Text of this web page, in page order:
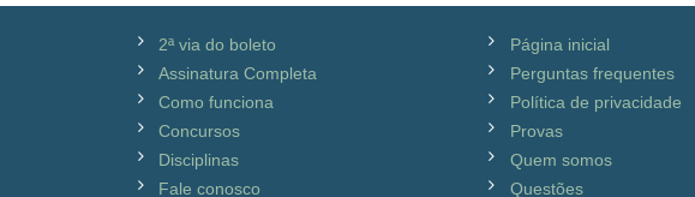
2ª via do boleto
Assinatura Completa
Como funciona
Concursos
Disciplinas
Fale conosco
Página inicial
Perguntas frequentes
Política de privacidade
Provas
Quem somos
Questões